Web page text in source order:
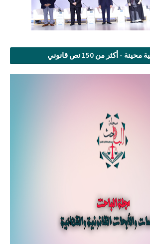
- أكثر من 150 نص قانوني